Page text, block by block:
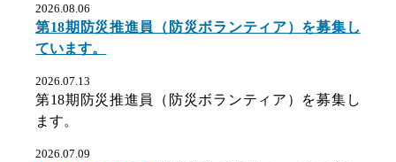
『武蔵野市から防災のお知らせ
』を掲載しまし
た。
2026.08.06
第18期防災推進員（防災ボランティア）を募集し
ています。
2026.07.13
第18期防災推進員（防災ボランティア）を募集し
ます。
2026.07.09